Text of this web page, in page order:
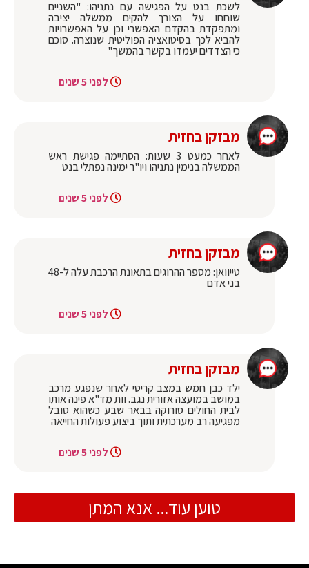
לשכת בנט על הפגישה עם נתניהו: "השניים
שוחחו על הצורך להקים ממשלה יציבה
ומתפקדת בהקדם האפשרי וכן על האפשרויות
להביא לכך בסיטואציה הפוליטית שנוצרה. סוכם
כי הצדדים יעמדו בקשר בהמשך"
לפני 5 שנים
מבזקן בחזית
לאחר כמעט 3 שעות: הסתיימה פגישת ראש
הממשלה בנימין נתניהו ויו"ר ימינה נפתלי בנט
לפני 5 שנים
מבזקן בחזית
טייוואן: מספר ההרוגים בתאונת הרכבת עלה ל-48
בני אדם
לפני 5 שנים
מבזקן בחזית
ילד כבן חמש במצב קריטי לאחר שנפגע מרכב
במושב במועצה אזורית נגב. וות מד"א פינה אותו
לבית החולים סורוקה בבאר שבע כשהוא סובל
מפגיעה רב מערכתית ותוך ביצוע פעולות החייאה
לפני 5 שנים
טוען עוד... אנא המתן